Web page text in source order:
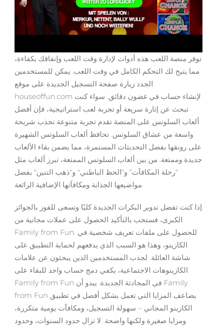
توفر منصة اللعب هذه أدوات لإدارة وقت اللعب وإنفاقك بكفاءة،
مما يتيح لك التحكم الكامل في وقت اللعب. يمكن للمستخدمين
الجدد زيارة صفحة التسجيل الجديدة على موقع
houseoffun.com لإنشاء حساب في غضون دقائق. سواء كنت
تبحث عن إثارة سريعة أو تجربة لعب استراتيجية، فإن أفضل
ألعاب السلوتس على المنصة تقدم تجربة متنوعة تجذب شريحة
واسعة من عشاق السلوتس. تحافظ ألعاب السلوتس الشهيرة
على رونقها بفضل التحديثات المستمرة، مما يضمن بقاء الألعاب
جديدة وممتعة. من بين ألعاب السلوتس الممتعة، تبرز ألعاب مثل
"رحلة المكافآت" و"الحظ الباطني" و"ذهب التنين" بفضل
مواضيعها الجذابة ومكافآتها الإضافية الرائعة.
إذا كنت تفضل تدوير البكرات الجديدة كليًا وتسعى للفوز بالجوائز
الكبرى، فستحب بالتأكيد الحصول على عملات مجانية من
Family from Fun. للحصول على ملفات تعريف شخصية في
الكازينو، وهذا هو السبب الذي يدفعهم لحماية التطبيق على
شاشة العائلة. لجذب المستخدمين الذين يبحثون عن علامات
الكازينوهات الاجتماعية، يكفي دمج حساب واحد للبقاء على
Family from Fun في المحادثة الجديدة. يبدو أن Family
from Fun يضاعف المزايا التي تعمل بشكل أفضل في تطبيق
الكازينو المجاني – سهولة التسجيل، ومكافآت يومية متكررة،
ومزايا صغيرة ولكنها واضحة. لا تزال حدود السنوات، وحدود